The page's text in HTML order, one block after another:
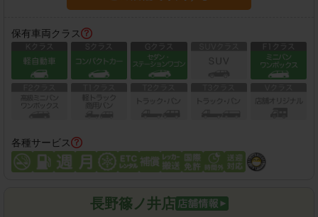
保有車両クラス
各種サービス
長野篠ノ井店